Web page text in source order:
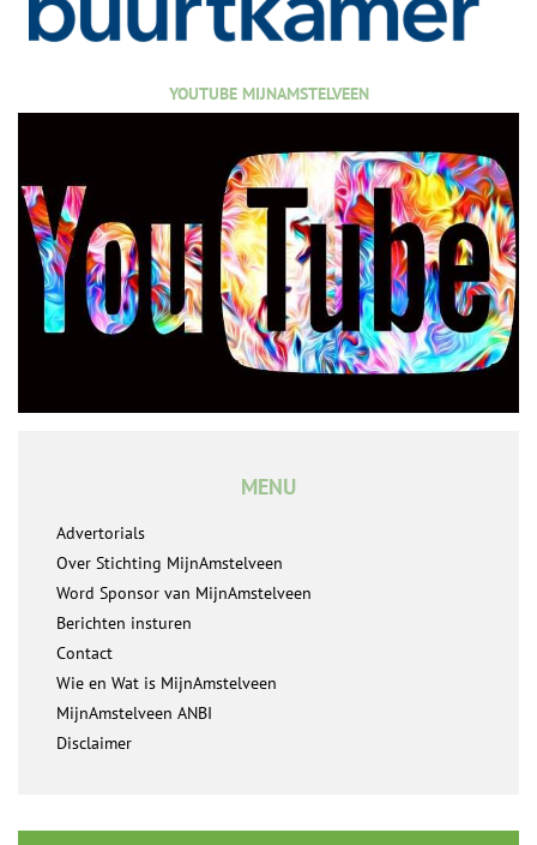
YOUTUBE MIJNAMSTELVEEN
MENU
Advertorials
Over Stichting MijnAmstelveen
Word Sponsor van MijnAmstelveen
Berichten insturen
Contact
Wie en Wat is MijnAmstelveen
MijnAmstelveen ANBI
Disclaimer